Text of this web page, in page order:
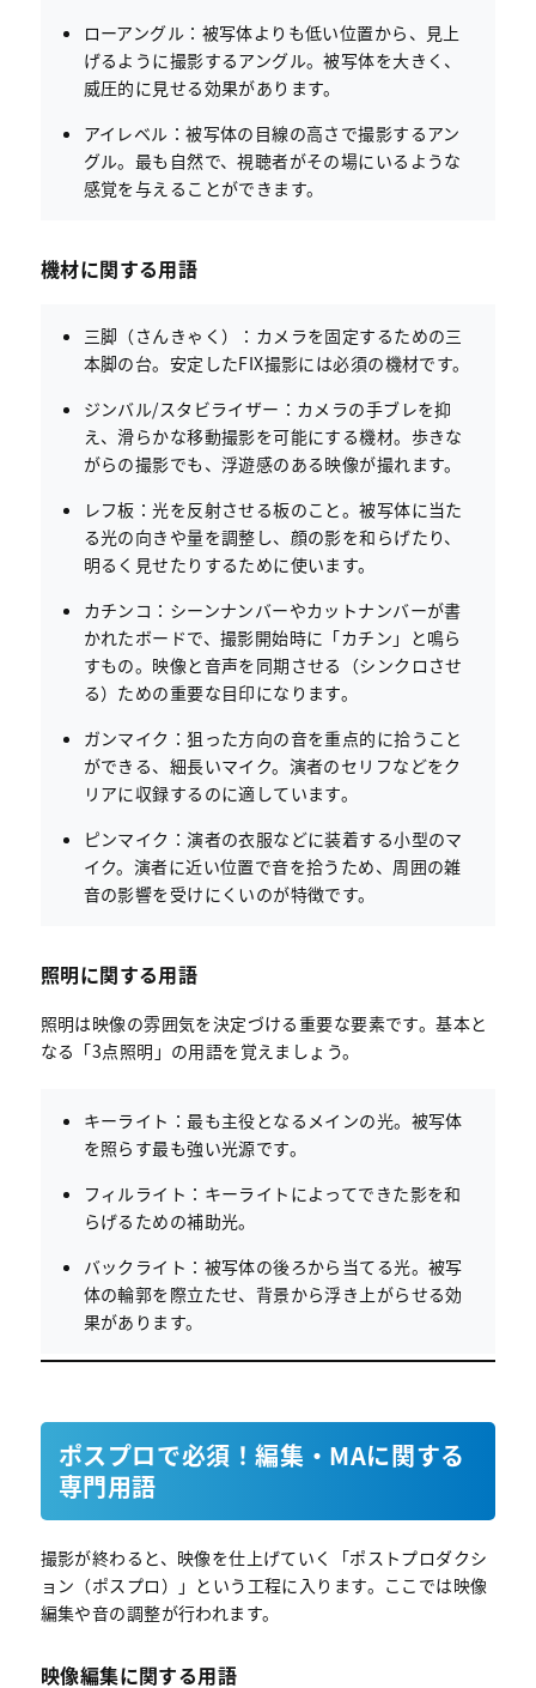
ローアングル：被写体よりも低い位置から、見上
げるように撮影するアングル。被写体を大きく、
威圧的に見せる効果があります。
アイレベル：被写体の目線の高さで撮影するアン
グル。最も自然で、視聴者がその場にいるような
感覚を与えることができます。
機材に関する用語
三脚（さんきゃく）：カメラを固定するための三
本脚の台。安定したFIX撮影には必須の機材です。
ジンバル/スタビライザー：カメラの手ブレを抑
え、滑らかな移動撮影を可能にする機材。歩きな
がらの撮影でも、浮遊感のある映像が撮れます。
レフ板：光を反射させる板のこと。被写体に当た
る光の向きや量を調整し、顔の影を和らげたり、
明るく見せたりするために使います。
カチンコ：シーンナンバーやカットナンバーが書
かれたボードで、撮影開始時に「カチン」と鳴ら
すもの。映像と音声を同期させる（シンクロさせ
る）ための重要な目印になります。
ガンマイク：狙った方向の音を重点的に拾うこと
ができる、細長いマイク。演者のセリフなどをク
リアに収録するのに適しています。
ピンマイク：演者の衣服などに装着する小型のマ
イク。演者に近い位置で音を拾うため、周囲の雑
音の影響を受けにくいのが特徴です。
照明に関する用語
照明は映像の雰囲気を決定づける重要な要素です。基本と
なる「3点照明」の用語を覚えましょう。
キーライト：最も主役となるメインの光。被写体
を照らす最も強い光源です。
フィルライト：キーライトによってできた影を和
らげるための補助光。
バックライト：被写体の後ろから当てる光。被写
体の輪郭を際立たせ、背景から浮き上がらせる効
果があります。
ポスプロで必須！編集・MAに関する
専門用語
撮影が終わると、映像を仕上げていく「ポストプロダクシ
ョン（ポスプロ）」という工程に入ります。ここでは映像
編集や音の調整が行われます。
映像編集に関する用語